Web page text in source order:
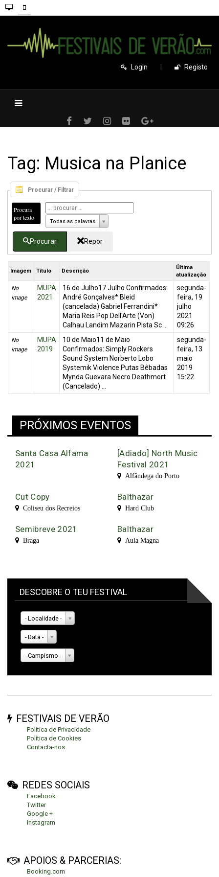
Login Registo
Tag: Musica na Planice
Procurar / Filtrar
Procura
por texto
Todas as palavras
Procurar Repor
Imagem Título Descrição
Última
atualização
No
image
MUPA
2021
16 de Julho17 Julho Confirmados:
André Gonçalves* Bleid
(cancelada) Gabriel Ferrandini*
Maria Reis Pop Dell'Arte (Von)
Calhau Landim Mazarin Pista Sc ...
segunda-
feira, 19
julho
2021
09:26
No
image
MUPA
2019
10 de Maio11 de Maio
Confirmados: Simply Rockers
Sound System Norberto Lobo
Systemik Violence Putas Bêbadas
Mynda Guevara Necro Deathmort
(Cancelado) ...
segunda-
feira, 13
maio
2019
15:22
PRÓXIMOS EVENTOS
Santa Casa Alfama
2021
[Adiado] North Music
Festival 2021
Alfândega do Porto
Cut Copy
Coliseu dos Recreios
Balthazar
Hard Club
Semibreve 2021
Braga
Balthazar
Aula Magna
DESCOBRE O TEU FESTIVAL
- Localidade -
- Data -
- Campismo -
FESTIVAIS DE VERÃO
Política de Privacidade
Política de Cookies
Contacta-nos
REDES SOCIAIS
Facebook
Twitter
Google +
Instagram
APOIOS & PARCERIAS:
Booking.com